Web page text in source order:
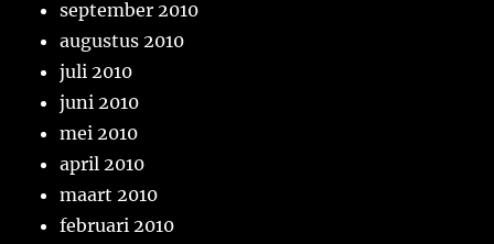
september 2010
augustus 2010
juli 2010
juni 2010
mei 2010
april 2010
maart 2010
februari 2010